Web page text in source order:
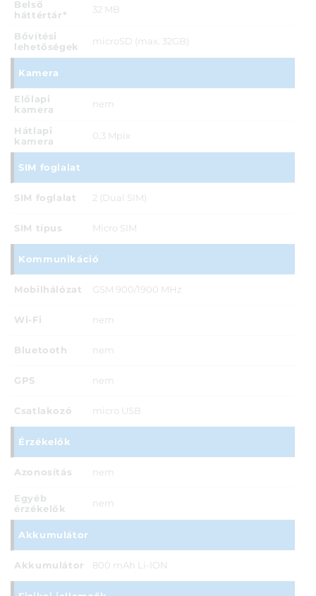
Belső
háttértár*
32 MB
Bővítési
lehetőségek
microSD (max. 32GB)
Kamera
Előlapi
kamera
nem
Hátlapi
kamera
0,3 Mpix
SIM foglalat
SIM foglalat 2 (Dual SIM)
SIM típus Micro SIM
Kommunikáció
Mobilhálózat GSM 900/1900 MHz
Wi-Fi nem
Bluetooth nem
GPS nem
Csatlakozó micro USB
Érzékelők
Azonosítás nem
Egyéb
érzékelők
nem
Akkumulátor
Akkumulátor 800 mAh Li-ION